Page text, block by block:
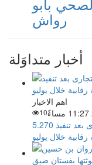
رواش
أخبار متداوَلة
اهم الاخبار
10
السعودية تضبط 130 حالة اشتباه بالتستر التجارى بعد تنفيذ 5.270
خلال يوليو